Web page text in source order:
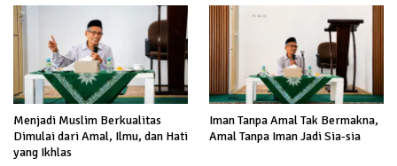
Menjadi Muslim Berkualitas
Dimulai dari Amal, Ilmu, dan Hati
yang Ikhlas
Iman Tanpa Amal Tak Bermakna,
Amal Tanpa Iman Jadi Sia-sia